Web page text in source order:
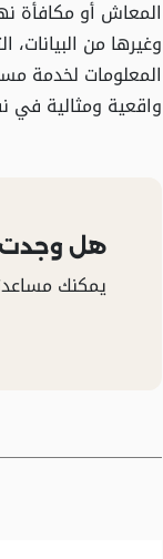
المعاش أو مكافأة
وغيرها من
المعلومات لخدمة
واقعية ومثالية
هل وجدت
يمكنك